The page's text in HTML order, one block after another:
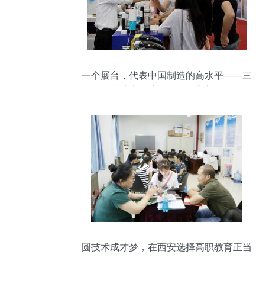
一个展台，代表中国制造的高水平——三
圆技术成才梦，在西安选择高职教育正当